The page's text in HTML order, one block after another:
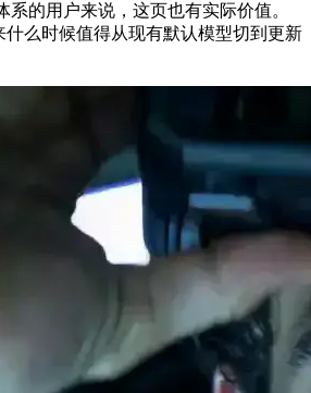
系的用户来说，这页也有实际价值。
么时候值得从现有默认模型切到更新